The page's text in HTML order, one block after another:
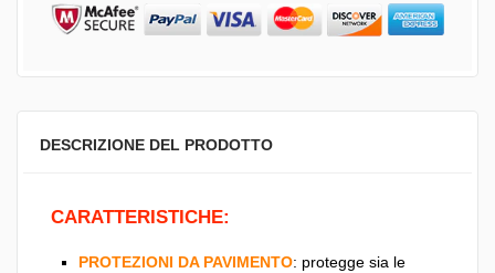
DESCRIZIONE DEL PRODOTTO
CARATTERISTICHE:
PROTEZIONI DA PAVIMENTO: protegge sia le